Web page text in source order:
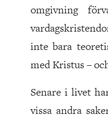
omgivning
inte bara
med Kristus –
Senare i livet
vissa andra